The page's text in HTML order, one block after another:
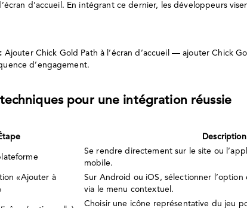
d’accueil. En intégrant ce dernier, les développeurs
Ajouter Chick Gold Path à l’écran d’accueil — ajouter Chick
d’engagement.
pour une intégration réussie
Description
Se rendre directement sur le site ou
mobile.
«Ajouter à
Sur Android ou iOS, sélectionner
via le menu contextuel.
Choisir une icône représentative du jeu